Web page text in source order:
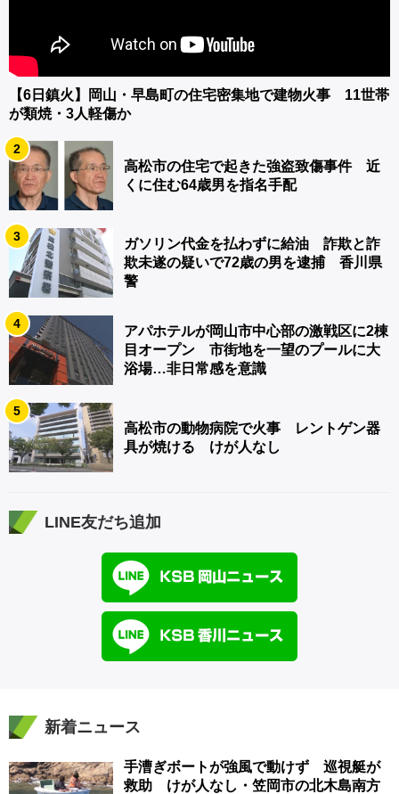
【6日鎮火】岡山・早島町の住宅密集地で建物火事 11世帯
が類焼・3人軽傷か
2
高松市の住宅で起きた強盗致傷事件 近
くに住む64歳男を指名手配
3
ガソリン代金を払わずに給油 詐欺と詐
欺未遂の疑いで72歳の男を逮捕 香川県
警
4
アパホテルが岡山市中心部の激戦区に2棟
目オープン 市街地を一望のプールに大
浴場…非日常感を意識
5
高松市の動物病院で火事 レントゲン器
具が焼ける けが人なし
LINE友だち追加
新着ニュース
手漕ぎボートが強風で動けず 巡視艇が
救助 けが人なし・笠岡市の北木島南方